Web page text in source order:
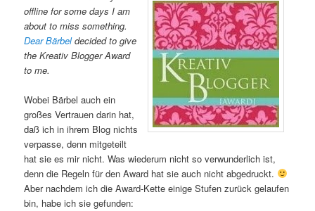
offline for some days I am
about to miss something.
Dear Bärbeldecided to give
the Kreativ Blogger Award
to me.
Wobei Bärbel auch ein
großes Vertrauen darin hat,
daß ich in ihrem Blog nichts
verpasse, denn mitgeteilt
hat sie es mir nicht. Was wiederum nicht so verwunderlich ist,
denn die Regeln für den Award hat sie auch nicht abgedruckt.
Aber nachdem ich die Award-Kette einige Stufen zurück gelaufen
bin, habe ich sie gefunden: